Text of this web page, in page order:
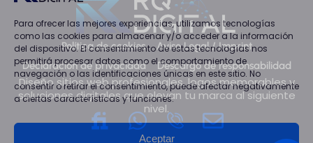
Para ofrecer las mejores experiencias, utilizamos tecnologías
como las cookies para almacenar y/o acceder a la información
del dispositivo. El consentimiento de estas tecnologías nos
permitirá procesar datos como el comportamiento de
navegación o las identificaciones únicas en este sitio. No
consentir o retirar el consentimiento, puede afectar negativamente
a ciertas características y funciones.
Aceptar
Política de cookies
Aviso Legal / Imprint
Declaración de privacidad
Descargo de responsabilidad
Diseño sitios web profesionales, logos memorables y
soluciones digitales que elevan tu marca al siguiente
nivel.
W E